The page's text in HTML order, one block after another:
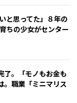
と思ってた」８年の
ちの少女がセンター
了。「モノもお金も
。職業「ミニマリス